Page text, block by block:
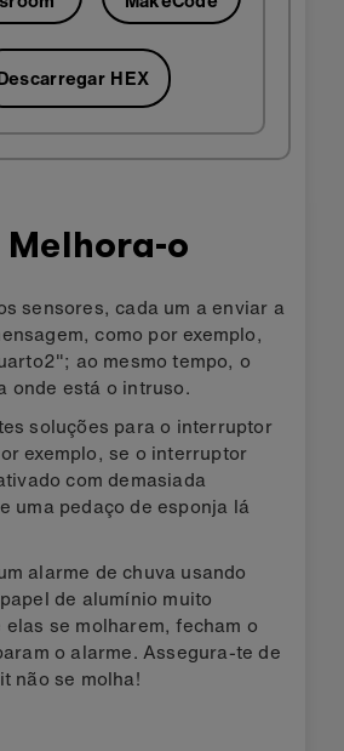
HEX
Melhora-o
sensores, cada um a enviar a
como por exemplo,
ao mesmo tempo, o
onde está o intruso.
soluções para o interruptor
exemplo, se o interruptor
com demasiada
uma pedaço de esponja lá
alarme de chuva usando
de alumínio muito
elas se molharem, fecham o
o alarme. Assegura-te de
não se molha!